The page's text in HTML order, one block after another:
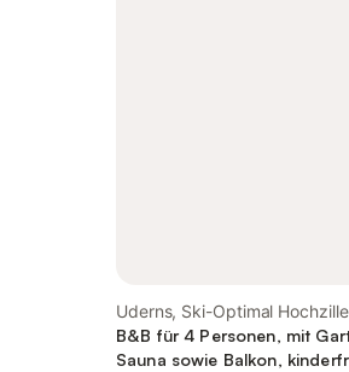
Uderns, Ski-Optimal
B&B für 4 Personen, mit
Sauna sowie Balkon,